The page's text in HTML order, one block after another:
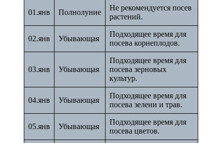
01.янв Полнолуние
Не рекомендуется посев
растений.
02.янв Убывающая
Подходящее время для
посева корнеплодов.
03.янв Убывающая
Подходящее время для
посева зерновых
культур.
04.янв Убывающая
Подходящее время для
посева зелени и трав.
05.янв Убывающая
Подходящее время для
посева цветов.